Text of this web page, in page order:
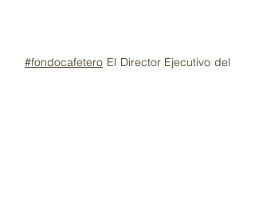
#fondocafetero El Director Ejecutivo del